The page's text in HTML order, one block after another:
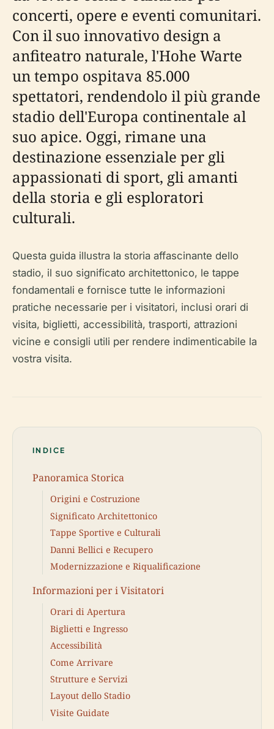
concerti, opere e eventi comunitari.
Con il suo innovativo design a
anfiteatro naturale, l'Hohe Warte
un tempo ospitava 85.000
spettatori, rendendolo il più grande
stadio dell'Europa continentale al
suo apice. Oggi, rimane una
destinazione essenziale per gli
appassionati di sport, gli amanti
della storia e gli esploratori
culturali.
Questa guida illustra la storia affascinante dello
stadio, il suo significato architettonico, le tappe
fondamentali e fornisce tutte le informazioni
pratiche necessarie per i visitatori, inclusi orari di
visita, biglietti, accessibilità, trasporti, attrazioni
vicine e consigli utili per rendere indimenticabile la
vostra visita.
INDICE
Panoramica Storica
Origini e Costruzione
Significato Architettonico
Tappe Sportive e Culturali
Danni Bellici e Recupero
Modernizzazione e Riqualificazione
Informazioni per i Visitatori
Orari di Apertura
Biglietti e Ingresso
Accessibilità
Come Arrivare
Strutture e Servizi
Layout dello Stadio
Visite Guidate